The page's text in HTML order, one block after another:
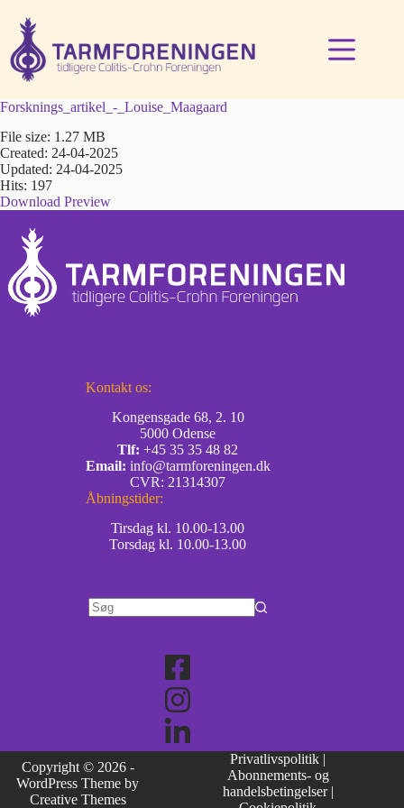
indhold
Forsknings_artikel_-_Louise_Maagaard
File size: 1.27 MB
Created: 24-04-2025
Updated: 24-04-2025
Hits: 197
Download Preview
Kontakt os:
Kongensgade 68, 2. 10
5000 Odense
Tlf: +45 35 35 48 82
Email: info@tarmforeningen.dk
CVR: 21314307
Åbningstider:
Tirsdag kl. 10.00-13.00
Torsdag kl. 10.00-13.00
Copyright © 2026 -
WordPress Theme by
Creative Themes
Privatlivspolitik |
Abonnements- og
handelsbetingelser |